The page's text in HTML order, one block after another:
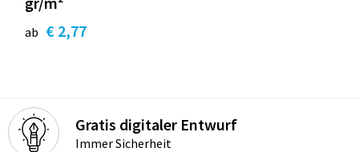
ab € 2,77
Gratis digitaler Entwurf
Immer Sicherheit